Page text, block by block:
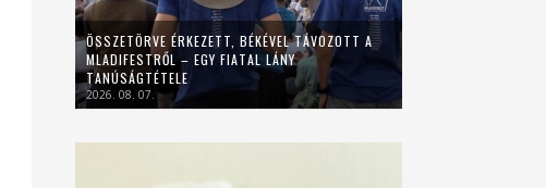
ÖSSZETÖRVE ÉRKEZETT, BÉKÉVEL TÁVOZOTT A
MLADIFESTRŐL – EGY FIATAL LÁNY
TANÚSÁGTÉTELE
2026. 08. 07.